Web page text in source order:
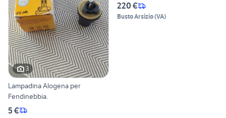
3
Lampadina Alogena per
Fendinebbia.
5 €
220 €
Busto Arsizio(VA)